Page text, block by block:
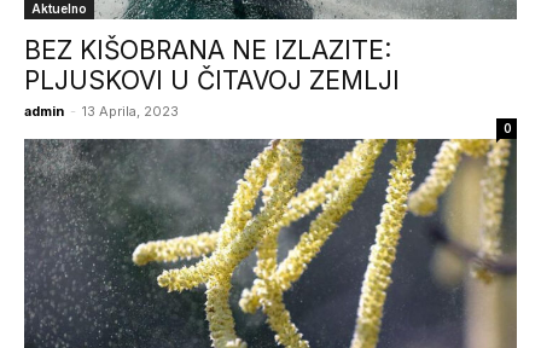
Aktuelno
BEZ KIŠOBRANA NE IZLAZITE:
PLJUSKOVI U ČITAVOJ ZEMLJI
admin - 13 Aprila, 2023
0